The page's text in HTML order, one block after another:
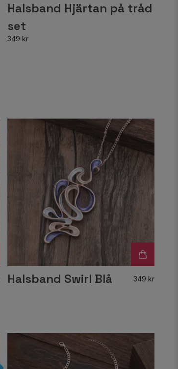
Halsband Hjärtan på tråd
set
349 kr
Halsband Swirl Blå 349 kr